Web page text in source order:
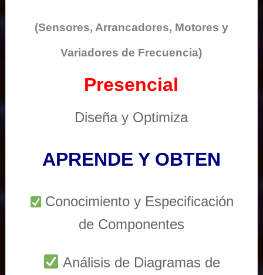
(Sensores, Arrancadores, Motores y
Variadores de Frecuencia)
Presencial
Diseña y Optimiza
APRENDE Y OBTEN
Conocimiento y Especificación
de Componentes
Análisis de Diagramas de